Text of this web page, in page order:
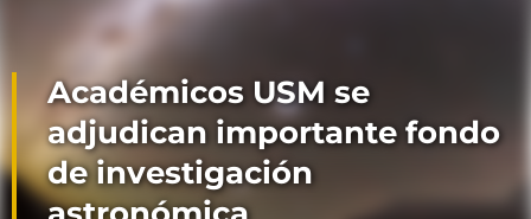
Académicos USM se
adjudican importante fondo
de investigación